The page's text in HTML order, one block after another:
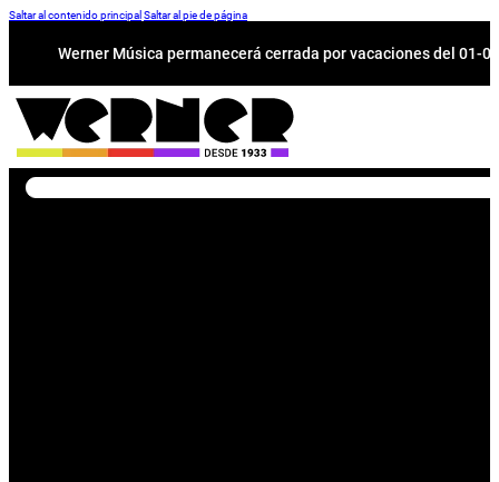
Saltar al contenido principal Saltar al pie de página
Werner Música permanecerá cerrada por vacaciones del 01-
Buscar